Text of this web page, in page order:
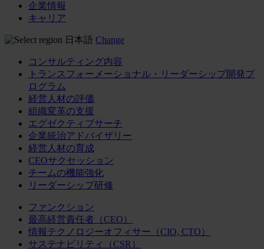
企業情報
キャリア
日本語 Change
コンサルティング内容
トランスフォーメーショナル・リーダーシップ開発プ
ログラム
経営人材の評価
組織変革の支援
エグゼクティブサーチ
企業統治アドバイザリー
経営人材の育成
CEOサクセッション
チームの機能強化
リーダーシップ研修
ファンクション
最高経営責任者（CEO）
情報テクノロジーオフィサー（CIO, CTO）
サステナビリティ（CSR）